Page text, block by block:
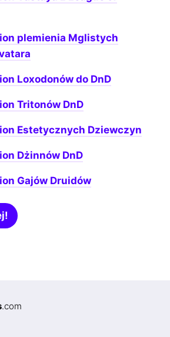
plemienia Mglistych
Loxodonów do DnD
Tritonów DnD
Estetycznych Dziewczyn
Dżinnów DnD
Gajów Druidów
.com